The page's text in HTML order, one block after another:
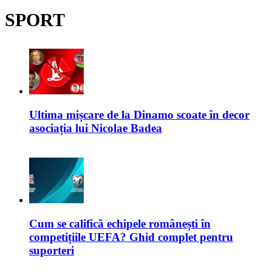
SPORT
Ultima mișcare de la Dinamo scoate în decor
asociația lui Nicolae Badea
Cum se califică echipele românești în
competițiile UEFA? Ghid complet pentru
suporteri